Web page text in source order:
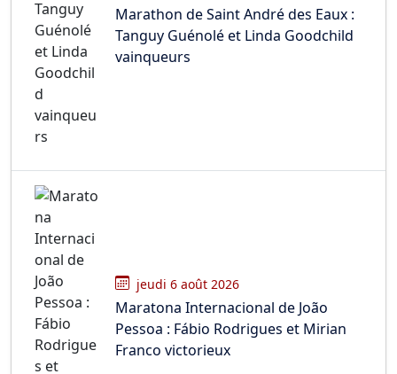
Marathon de Saint André des Eaux :
Tanguy Guénolé et Linda Goodchild
vainqueurs
jeudi 6 août 2026
Maratona Internacional de João
Pessoa : Fábio Rodrigues et Mirian
Franco victorieux